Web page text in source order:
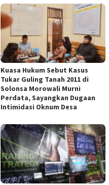
Kuasa Hukum Sebut Kasus
Tukar Guling Tanah 2011 di
Solonsa Morowali Murni
Perdata, Sayangkan Dugaan
Intimidasi Oknum Desa